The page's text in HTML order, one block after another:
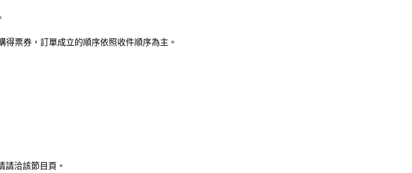
票券，訂單成立的順序依照收件順序為主。
請洽該節目頁。